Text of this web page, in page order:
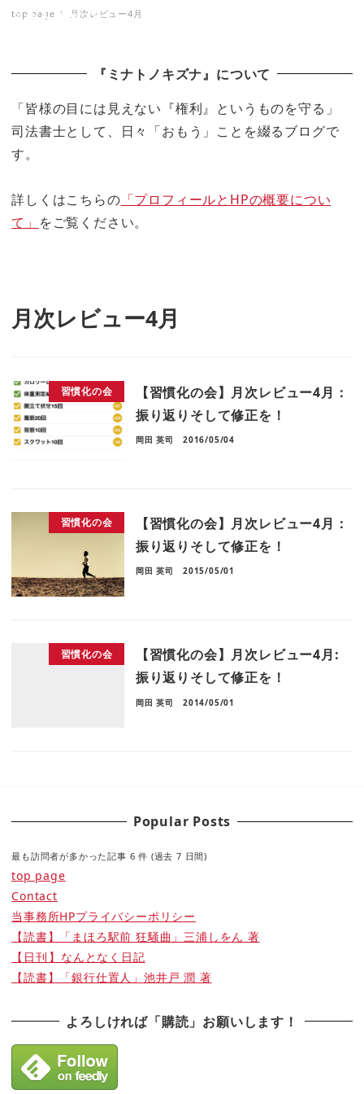
ミナトノキズナ
top page 月次レビュー4月
『ミナトノキズナ』について
「皆様の目には見えない『権利』というものを守る」
司法書士として、日々「おもう」ことを綴るブログで
す。
詳しくはこちらの 「プロフィールとHPの概要につい
て」 をご覧ください。
月次レビュー4月
習慣化の会
【習慣化の会】月次レビュー4月：
振り返りそして修正を！
岡田 英司 2016/05/04
習慣化の会
【習慣化の会】月次レビュー4月：
振り返りそして修正を！
岡田 英司 2015/05/01
習慣化の会
【習慣化の会】月次レビュー4月:
振り返りそして修正を！
岡田 英司 2014/05/01
Popular Posts
最も訪問者が多かった記事 6 件 (過去 7 日間)
top page
Contact
当事務所HPプライバシーポリシー
【読書】「まほろ駅前 狂騒曲」三浦しをん 著
【日刊】なんとなく日記
【読書】「銀行仕置人」池井戸 潤 著
よろしければ「購読」お願いします！